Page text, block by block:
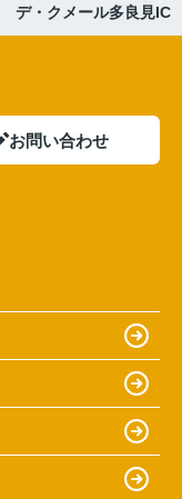
デ・クメール多良見IC
お問い合わせ